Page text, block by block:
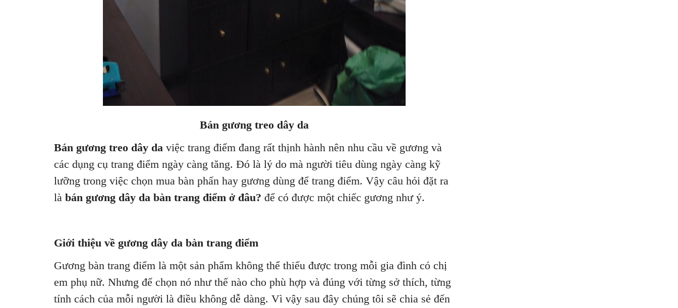
Bán gương treo dây da
Bán gương treo dây da việc trang điểm đang rất thịnh hành nên nhu cầu về gương và
các dụng cụ trang điểm ngày càng tăng. Đó là lý do mà người tiêu dùng ngày càng kỹ
lưỡng trong việc chọn mua bàn phấn hay gương dùng để trang điểm. Vậy câu hỏi đặt ra
là bán gương dây da bàn trang điểm ở đâu? để có được một chiếc gương như ý.
Giới thiệu về gương dây da bàn trang điểm
Gương bàn trang điểm là một sản phẩm không thể thiếu được trong mỗi gia đình có chị
em phụ nữ. Nhưng để chọn nó như thế nào cho phù hợp và đúng với từng sở thích, từng
tính cách của mỗi người là điều không dễ dàng. Vì vậy sau đây chúng tôi sẽ chia sẻ đến